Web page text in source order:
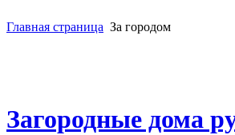
Главная страница За городом
Загородные дома